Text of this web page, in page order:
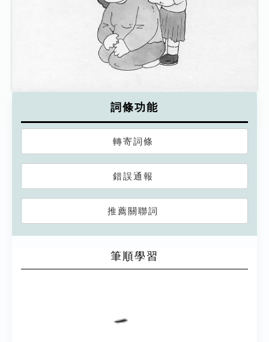
詞條功能
轉寄詞條
錯誤通報
推薦關聯詞
筆順學習